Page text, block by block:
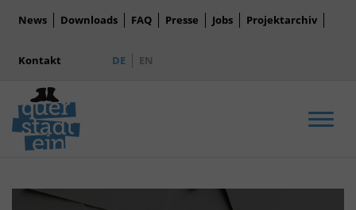
News Downloads FAQ Presse Jobs Projektarchiv
Kontakt DE EN